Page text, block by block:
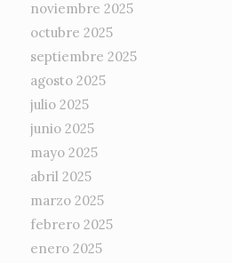
noviembre 2025
octubre 2025
septiembre 2025
agosto 2025
julio 2025
junio 2025
mayo 2025
abril 2025
marzo 2025
febrero 2025
enero 2025